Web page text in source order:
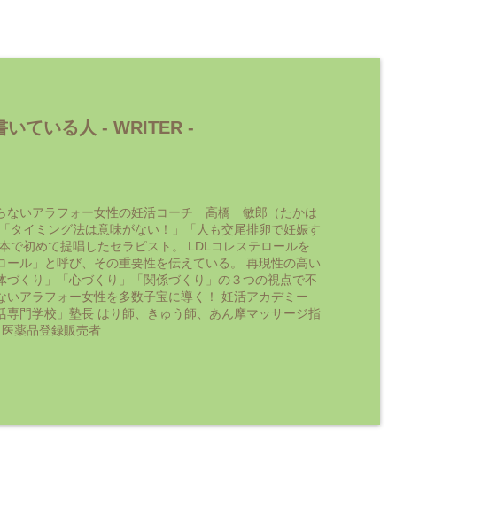
いている人 - WRITER -
ないアラフォー女性の妊活コーチ 高橋 敏郎（たかは
イミング法は意味がない！」「人も交尾排卵で妊娠す
で初めて提唱したセラピスト。 LDLコレステロールを
ール」と呼び、その重要性を伝えている。 再現性の高い
づくり」「心づくり」「関係づくり」の３つの視点で不
いアラフォー女性を多数子宝に導く！ 妊活アカデミー
専門学校」塾長 はり師、きゅう師、あん摩マッサージ指
薬品登録販売者